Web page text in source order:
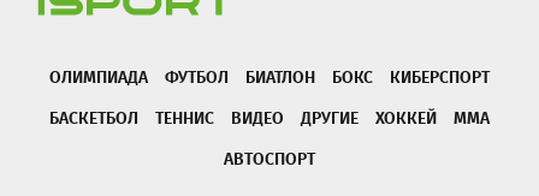
ОЛИМПИАДА ФУТБОЛ БИАТЛОН БОКС
КИБЕРСПОРТ
БАСКЕТБОЛ
ТЕННИС ВИДЕО ДРУГИЕ ХОККЕЙ
ММА
АВТОСПОРТ